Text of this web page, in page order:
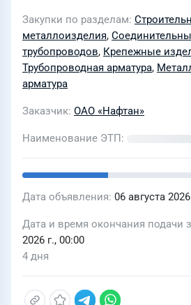
Закупки по разделам
металлоизделия,
трубопроводов, Крепежные
Трубопроводная арматура,
арматура
Заказчик ОАО «Нафтан»
Наименование ЭТП
Дата объявления 06 августа
Дата и время окончания подачи
2026 г., 00:00
4 дня